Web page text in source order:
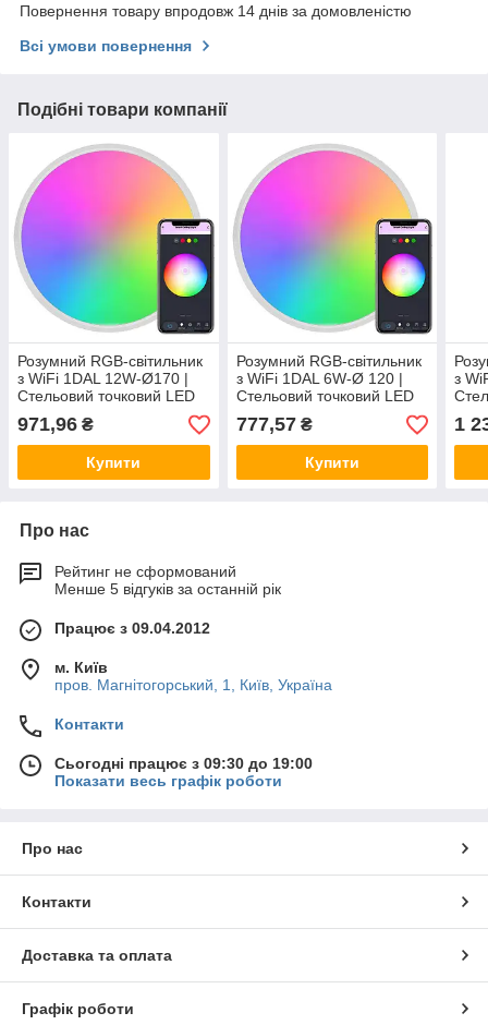
Повернення товару впродовж 14 днів за домовленістю
Всі умови повернення
Подібні товари компанії
Розумний RGB-світильник
з WiFi 1DAL 12W-Ø170 |
Стельовий точковий LED
світильник Tuya
971,96 ₴
Купити
Розумний RGB-світильник
з WiFi 1DAL 6W-Ø 120 |
Стельовий точковий LED
світильник Tuya
777,57₴
Купити
з
1
Про нас
Рейтинг не сформований
Менше 5 відгуків за останній рік
Працює з 09.04.2012
м. Київ
пров. Магнітогорський, 1, Київ, Україна
Контакти
Сьогодні працює з 09:30 до 19:00
Показати весь графік роботи
Про нас
Контакти
Доставка та оплата
Графік роботи